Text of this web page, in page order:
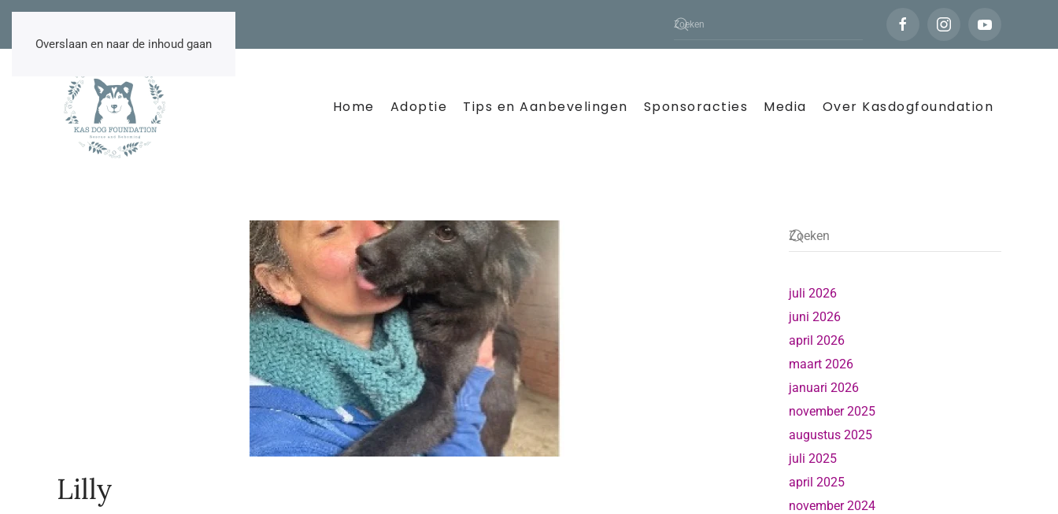
Overslaan en naar de inhoud gaan
Home Adoptie Tips en Aanbevelingen Sponsoracties Media Over Kasdogfoundation
Lilly
juli 2026
juni 2026
april 2026
maart 2026
januari 2026
november 2025
augustus 2025
juli 2025
april 2025
november 2024